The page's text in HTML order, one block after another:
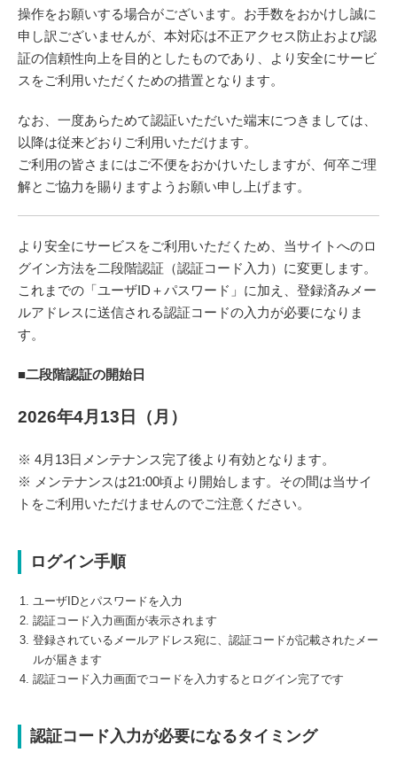
操作をお願いする場合がございます。お手数をおかけし誠に
申し訳ございませんが、本対応は不正アクセス防止および認
証の信頼性向上を目的としたものであり、より安全にサービ
スをご利用いただくための措置となります。
なお、一度あらためて認証いただいた端末につきましては、
以降は従来どおりご利用いただけます。
ご利用の皆さまにはご不便をおかけいたしますが、何卒ご理
解とご協力を賜りますようお願い申し上げます。
より安全にサービスをご利用いただくため、当サイトへのロ
グイン方法を二段階認証（認証コード入力）に変更します。
これまでの「ユーザID＋パスワード」に加え、登録済みメー
ルアドレスに送信される認証コードの入力が必要になりま
す。
■二段階認証の開始日
2026年4月13日（月）
※ 4月13日メンテナンス完了後より有効となります。
※ メンテナンスは21:00頃より開始します。その間は当サイ
トをご利用いただけませんのでご注意ください。
ログイン手順
ユーザIDとパスワードを入力
認証コード入力画面が表示されます
登録されているメールアドレス宛に、認証コードが記載されたメー
ルが届きます
認証コード入力画面でコードを入力するとログイン完了です
認証コード入力が必要になるタイミング